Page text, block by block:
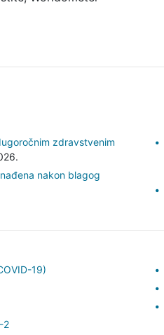
zdravstvenim
nakon blagog
19)
2